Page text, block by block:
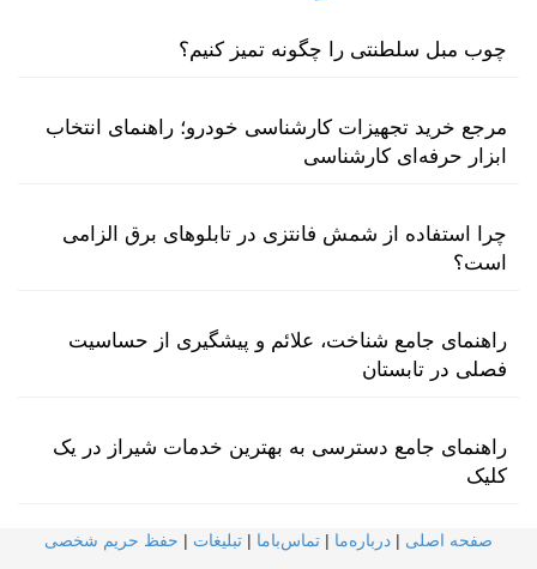
چوب مبل سلطنتی را چگونه تمیز کنیم؟
مرجع خرید تجهیزات کارشناسی خودرو؛ راهنمای انتخاب
ابزار حرفه‌ای کارشناسی
چرا استفاده از شمش فانتزی در تابلوهای برق الزامی
است؟
راهنمای جامع شناخت، علائم و پیشگیری از حساسیت
فصلی در تابستان
راهنمای جامع دسترسی به بهترین خدمات شیراز در یک
کلیک
صفحه اصلی | درباره‌ما | تماس‌با‌ما | تبلیغات | حفظ حریم شخصی